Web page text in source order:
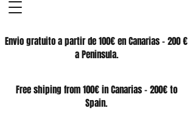
Envio gratuito a partir de 100€ en Canarias - 200 €
a Peninsula.
SKATE SHOP
Free shiping from 100€ in Canarias - 200€ to
Spain.